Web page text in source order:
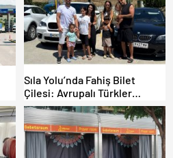
Sıla Yolu’nda Fahiş Bilet
Çilesi: Avrupalı Türkler
Karayollarına Akın Etti,
Gümrükler Kilitlendi!